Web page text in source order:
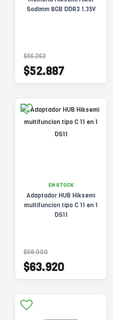
Sodimm 8GB DDR3 1.35V
$56.263
$52.887
EN STOCK
Adaptador HUB Hiksemi
multifuncion tipo C 11 en 1
DS11
$68.000
$63.920